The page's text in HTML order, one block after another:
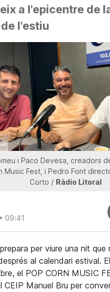
a l'epicentre de
l'estiu
i Paco Devesa, creadors
Music Fest, i Pedro Font
Corto / Ràdio Litoral
09:41
per viure una nit que
al calendari estival.
el POP CORN MUSIC
CEIP Manuel Bru per